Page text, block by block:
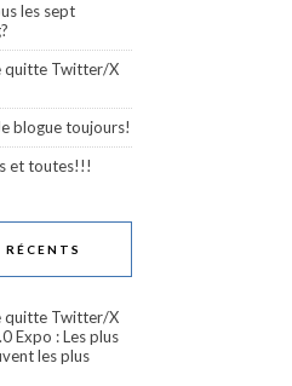
les sept
quitte Twitter/X
blogue toujours!
et toutes!!!
quitte Twitter/X
Expo : Les plus
les plus